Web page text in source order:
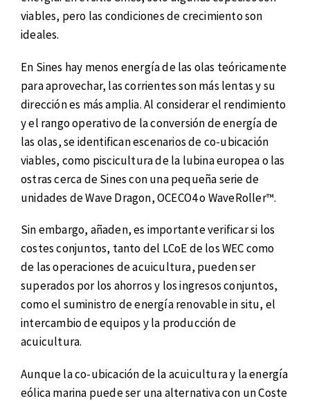
viables, pero las condiciones de crecimiento son
ideales.
En Sines hay menos energía de las olas teóricamente
para aprovechar, las corrientes son más lentas y su
dirección es más amplia. Al considerar el rendimiento
y el rango operativo de la conversión de energía de
las olas, se identifican escenarios de co-ubicación
viables, como piscicultura de la lubina europea o las
ostras cerca de Sines con una pequeña serie de
unidades de Wave Dragon, OCECO4 o WaveRoller™.
Sin embargo, añaden, es importante verificar si los
costes conjuntos, tanto del LCoE de los WEC como
de las operaciones de acuicultura, pueden ser
superados por los ahorros y los ingresos conjuntos,
como el suministro de energía renovable in situ, el
intercambio de equipos y la producción de
acuicultura.
Aunque la co-ubicación de la acuicultura y la energía
eólica marina puede ser una alternativa con un Coste